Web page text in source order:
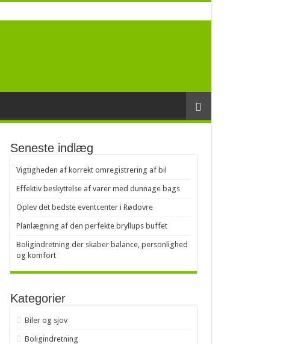
Seneste indlæg
Vigtigheden af korrekt omregistrering af bil
Effektiv beskyttelse af varer med dunnage bags
Oplev det bedste eventcenter i Rødovre
Planlægning af den perfekte bryllups buffet
Boligindretning der skaber balance, personlighed
og komfort
Kategorier
Biler og sjov
Boligindretning